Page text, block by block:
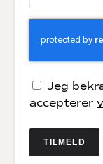
Jeg
accepterer
TILMELD